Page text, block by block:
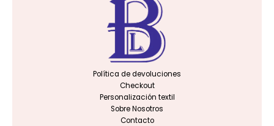
Política de devoluciones
Checkout
Personalización textil
Sobre Nosotros
Contacto